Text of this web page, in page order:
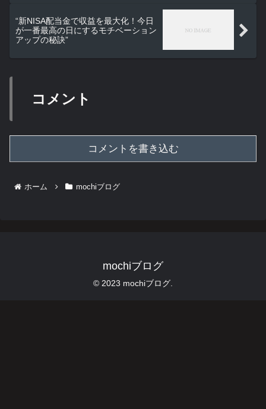
“新NISA配当金で収益を最大化！今日
が一番最高の日にするモチベーション
アップの秘訣”
コメント
コメントを書き込む
ホーム mochiブログ
mochiブログ
© 2023 mochiブログ.